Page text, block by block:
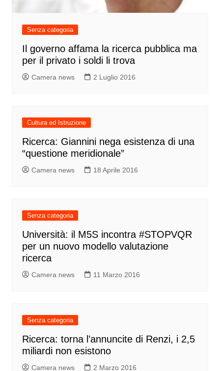
Senza categoria
Il governo affama la ricerca pubblica ma
per il privato i soldi li trova
Camera news 2 Luglio 2016
Cultura ed Istruzione
Ricerca: Giannini nega esistenza di una
“questione meridionale”
Camera news 18 Aprile 2016
Senza categoria
Università: il M5S incontra #STOPVQR
per un nuovo modello valutazione
ricerca
Camera news 11 Marzo 2016
Senza categoria
Ricerca: torna l’annuncite di Renzi, i 2,5
miliardi non esistono
Camera news 2 Marzo 2016